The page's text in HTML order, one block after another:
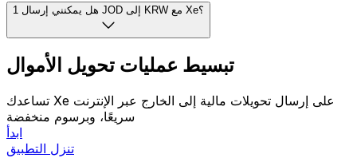
هل يمكنني إرسال 1 JOD إلى KRW مع Xe؟
تبسيط عمليات تحويل الأموال
تساعدك Xe على إرسال تحويلات مالية إلى الخارج عبر الإنترنت
سريعًا، وبرسوم منخفضة
ابدأ
تنزل التطبيق